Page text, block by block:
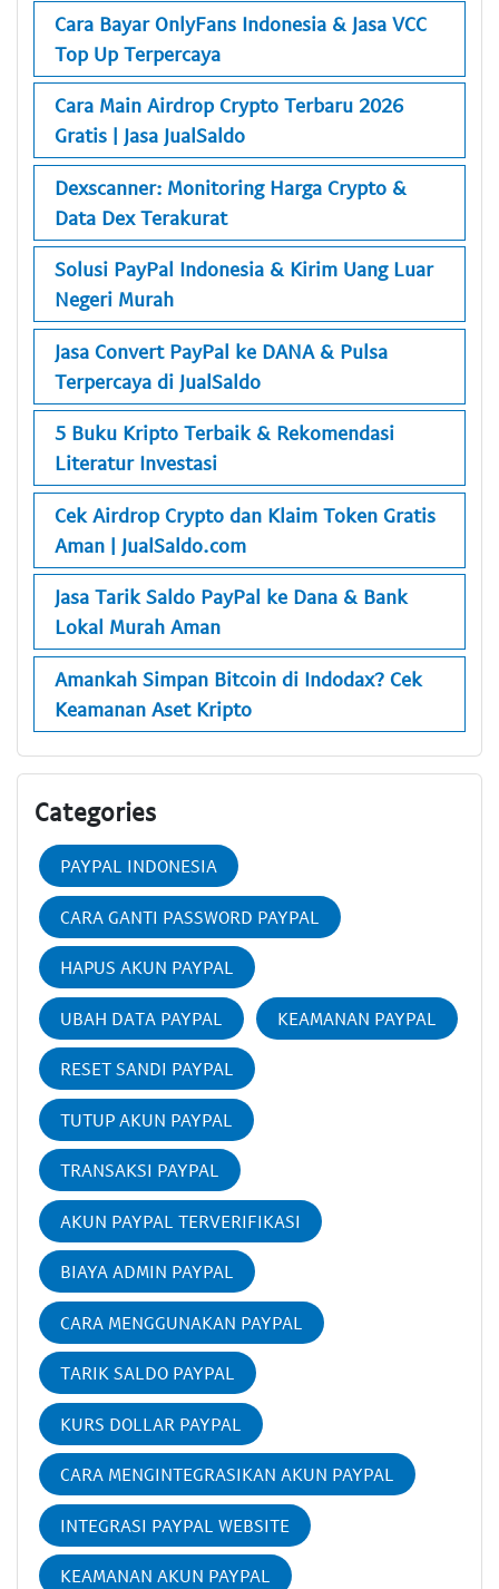
Cara Bayar OnlyFans Indonesia & Jasa VCC
Top Up Terpercaya
Cara Main Airdrop Crypto Terbaru 2026
Gratis | Jasa JualSaldo
Dexscanner: Monitoring Harga Crypto &
Data Dex Terakurat
Solusi PayPal Indonesia & Kirim Uang Luar
Negeri Murah
Jasa Convert PayPal ke DANA & Pulsa
Terpercaya di JualSaldo
5 Buku Kripto Terbaik & Rekomendasi
Literatur Investasi
Cek Airdrop Crypto dan Klaim Token Gratis
Aman | JualSaldo.com
Jasa Tarik Saldo PayPal ke Dana & Bank
Lokal Murah Aman
Amankah Simpan Bitcoin di Indodax? Cek
Keamanan Aset Kripto
Categories
PAYPAL INDONESIA
CARA GANTI PASSWORD PAYPAL
HAPUS AKUN PAYPAL
UBAH DATA PAYPAL KEAMANAN PAYPAL
RESET SANDI PAYPAL
TUTUP AKUN PAYPAL
TRANSAKSI PAYPAL
AKUN PAYPAL TERVERIFIKASI
BIAYA ADMIN PAYPAL
CARA MENGGUNAKAN PAYPAL
TARIK SALDO PAYPAL
KURS DOLLAR PAYPAL
CARA MENGINTEGRASIKAN AKUN PAYPAL
INTEGRASI PAYPAL WEBSITE
KEAMANAN AKUN PAYPAL